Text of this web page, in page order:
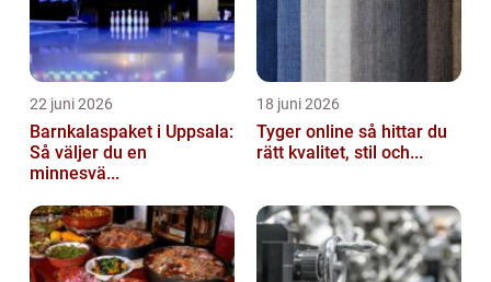
22 juni 2026
Barnkalaspaket i Uppsala:
Så väljer du en
minnesvä...
18 juni 2026
Tyger online så hittar du
rätt kvalitet, stil och...